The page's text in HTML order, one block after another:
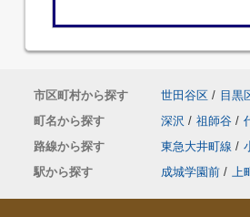
市区町村から探す 世田谷区 / 目黒
町名から探す
深沢 / 祖師谷 /
路線から探す
東急大井町線 /
駅から探す
成城学園前 / 上